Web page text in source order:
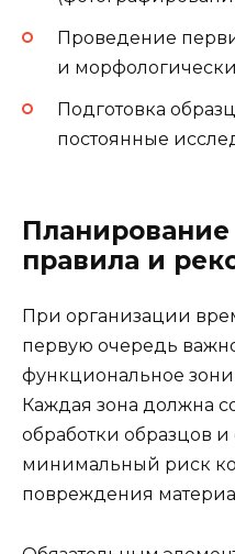
Проведение
и
Подготовка
постоянные
Планирование
правила и
При организации
первую очередь
функциональное
Каждая зона должна
обработки образцов и
минимальный риск
повреждения